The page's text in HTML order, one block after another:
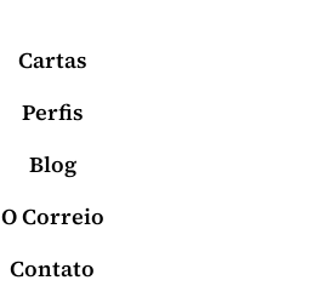
Cartas
Perfis
Blog
O Correio
Contato